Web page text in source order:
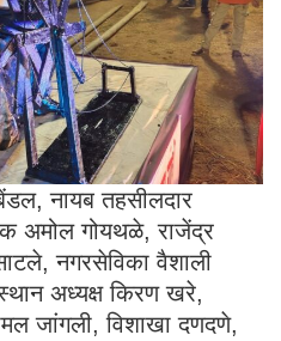
नायब तहसीलदार
अमोल गोयथळे, राजेंद्र
नगरसेविका वैशाली
अध्यक्ष किरण खरे,
जांगली, विशाखा दणदणे,